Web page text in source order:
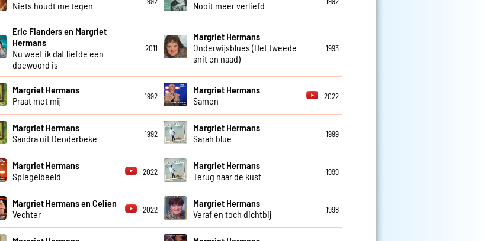
Niets houdt me tegen
Nooit meer verliefd
Eric Flanders en Margriet
Hermans
Nu weet ik dat liefde een
doewoord is
2011
Margriet Hermans
Onderwijsblues (Het tweede
snit en naad)
1993
Margriet Hermans
Praat met mij
1992
Margriet Hermans
Samen
2022
Margriet Hermans
Sandra uit Denderbeke
1992
Margriet Hermans
Sarah blue
1999
Margriet Hermans
Spiegelbeeld
2022
Margriet Hermans
Terug naar de kust
1999
Margriet Hermans en Celien
Vechter
2022
Margriet Hermans
Veraf en toch dichtbij
1998